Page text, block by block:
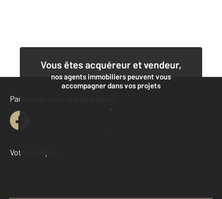
Vous êtes acquéreur et vendeur,
nos agents immobiliers peuvent vous
accompagner dans vos projets
Contacter l'agence
Demander une estimation
Parlons de vous, parlons biens
Votre compte :
Accéder à mon compte